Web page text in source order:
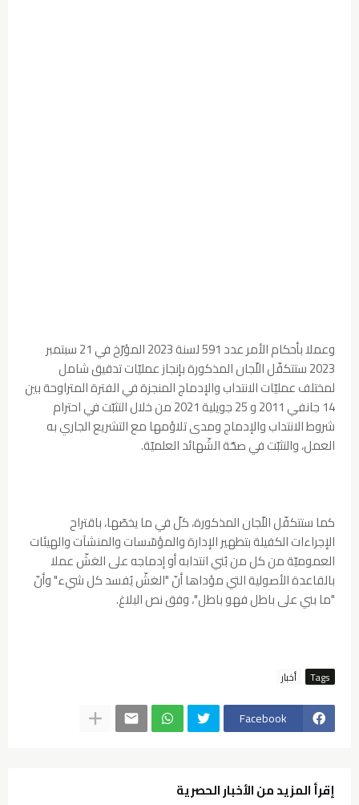
وعملا بأحكام الأمر عدد 591 لسنة 2023 المؤرّخ في 21 سبتمبر
2023 ستتكفّل اللّجان المذكورة بإنجاز عمليّات تدقيق شامل
لمختلف عمليّات الانتداب والإدماج المنجزة في الفترة المتراوحة بين
14 جانفي 2011 و 25 جويلية 2021 من خلال التثبّت في احترام
شروط الانتداب والإدماج ومدى تلاؤمها مع التشريع الجاري به
العمل، والتثبّت في صحّة الشّهائد العلميّة.
كما ستتكفّل اللّجان المذكورة، كلّ في ما يخصّها، باقتراح
الإجراءات الكفيلة بتطهير الإدارة والمؤسّسات والمنشآت والهيئات
العموميّة من كل من بُني انتدابه أو إدماجه على الغشّ عملا
بالقاعدة الأصولية التي مؤداها أنّ "الغشّ يُفسد كل شيء" وأنّ
"ما بني على باطل فهو باطل"، وفق نص البلاغ.
Tags أخبار
Facebook
إقرأ المزيد من الأخبار الحصرية